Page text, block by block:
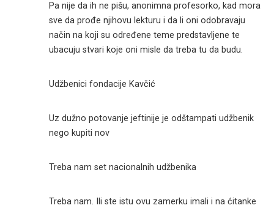
Pa nije da ih ne pišu, anonimna profesorko, kad mora
sve da prođe njihovu lekturu i da li oni odobravaju
način na koji su određene teme predstavljene te
ubacuju stvari koje oni misle da treba tu da budu.
Udžbenici fondacije Kavčić
Uz dužno potovanje jeftinije je odštampati udžbenik
nego kupiti nov
Treba nam set nacionalnih udžbenika
Treba nam. Ili ste istu ovu zamerku imali i na ćitanke